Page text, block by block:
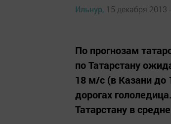
Ильнур, 15 декабря 2013
По прогнозам
по Татарстану
18 м/с (в Казани до
дорогах
Татарстану в